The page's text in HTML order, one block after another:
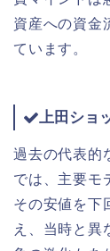
資産への資金
ています。
上田ショ
過去の代表的
では、主要モ
その安値を下
え、当時と異